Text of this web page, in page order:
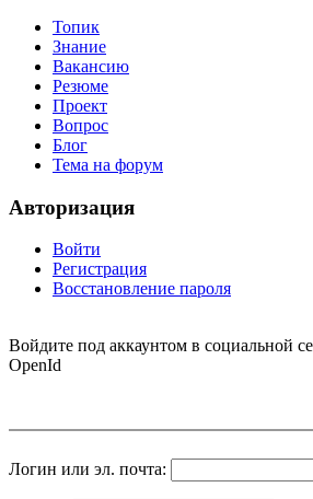
Топик
Знание
Вакансию
Резюме
Проект
Вопрос
Блог
Тема на форум
Авторизация
Войти
Регистрация
Восстановление пароля
Войдите под аккаунтом в социальной
OpenId
Логин или эл. почта: